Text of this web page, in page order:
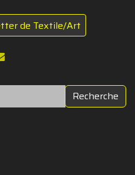
de Textile/Art
Recherche